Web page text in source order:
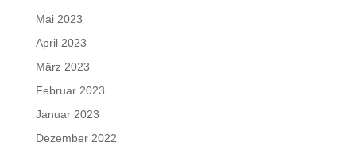
Mai 2023
April 2023
März 2023
Februar 2023
Januar 2023
Dezember 2022